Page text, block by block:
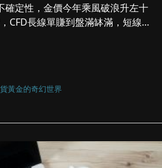
確定性，金價今年乘風破浪升左十
CFD長線單賺到盤滿缽滿，短線
貨黃金的奇幻世界